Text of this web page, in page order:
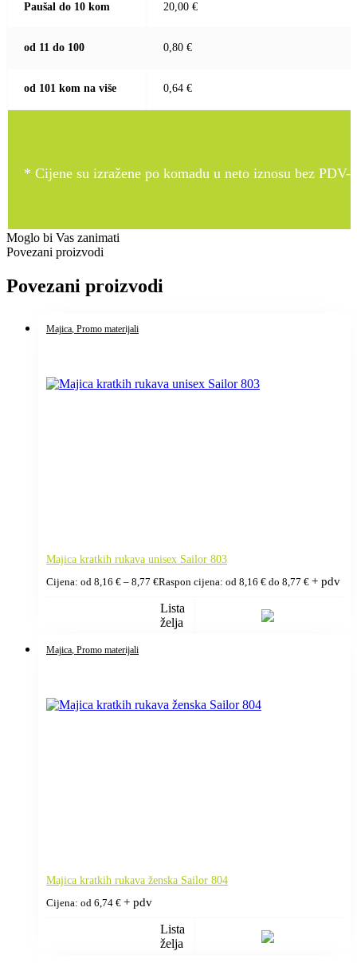
Paušal do 10 kom 20,00 €
od 11 do 100 0,80 €
od 101 kom na više 0,64 €
* Cijene su izražene po komadu u neto iznosu bez PDV-
Moglo bi Vas zanimati
Povezani proizvodi
Povezani proizvodi
Majica, Promo materijali
Majica kratkih rukava unisex Sailor 803
Cijena: od 8,16 € – 8,77 €Raspon cijena: od 8,16 € do 8,77 € + pdv
Lista
želja
Majica, Promo materijali
Majica kratkih rukava ženska Sailor 804
Cijena: od 6,74 € + pdv
Lista
želja